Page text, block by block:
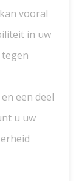
vooral
in uw
een deel
u uw